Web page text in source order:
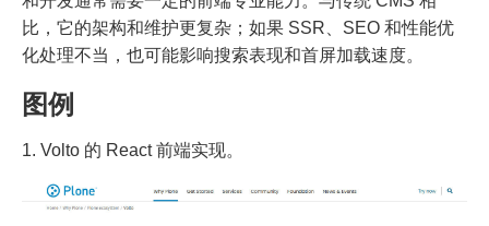
比，它的架构和维护更复杂；如果 SSR、SEO 和性能优
化处理不当，也可能影响搜索表现和首屏加载速度。
图例
1. Volto 的 React 前端实现。